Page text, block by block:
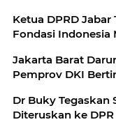
Ketua DPRD
Fondasi Indonesia
Jakarta Barat
Pemprov DKI
Dr Buky Tegaskan
Diteruskan ke DPR